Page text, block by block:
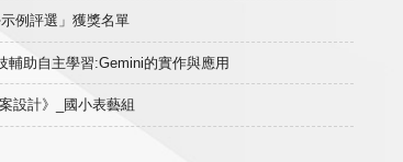
例評選」獲獎名單
輔助自主學習:Gemini的實作與應用
設計》_國小表藝組